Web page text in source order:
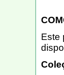
Este